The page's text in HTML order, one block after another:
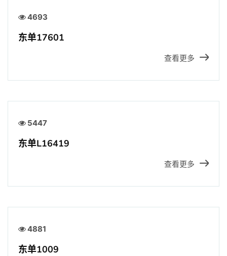
4693
东单17601
查看更多
5447
东单L16419
查看更多
4881
东单1009